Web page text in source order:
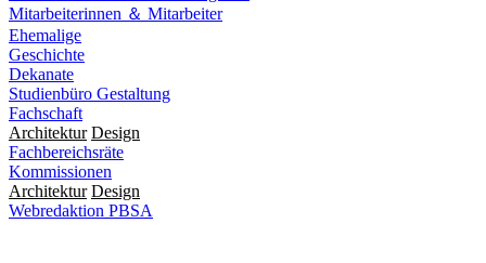
Mitarbeiterinnen ＆ Mitarbeiter
Ehemalige
Geschichte
Dekanate
Studienbüro Gestaltung
Fachschaft
Architektur Design
Fachbereichsräte
Kommissionen
Architektur Design
Webredaktion PBSA